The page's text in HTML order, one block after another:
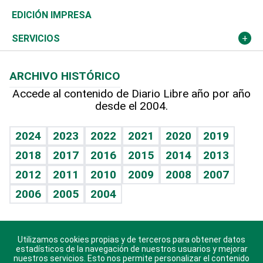
Caribe
Resto del mundo
Global y variable
Economía personal
Novedades
Podcast Arte Libre
Hablando con el pediatra
Vida y familia
Eñe
Celebrando la vida
Sin complejos
En pocas palabras
Escuchando al corazón
Olimpismo
Más deportes
BRV
TBT Deportivo
Frente al Statu Quo
El Espía
Columnistas
Más firmas
Despertando al gigante
Cambio climático
Deportes
Opinión
Hecho en casa
Guía del dinero
EDICIÓN IMPRESA
SERVICIOS
Cumpleaños
Horóscopos
Juegos
ARCHIVO HISTÓRICO
Accede al contenido de Diario Libre año por año
desde el 2004.
2024 2023 2022 2021 2020
2019
2018
2017 2016 2015 2014
2013
2012
2011 2010 2009 2008
2007
2006
2005 2004
Descarga nuestras aplicaciones para Android, iOS y
sistema Huawei.
Utilizamos cookies propias y de terceros para obtener datos
estadísticos de la navegación de nuestros usuarios y mejorar
nuestros servicios. Esto nos permite personalizar el contenido